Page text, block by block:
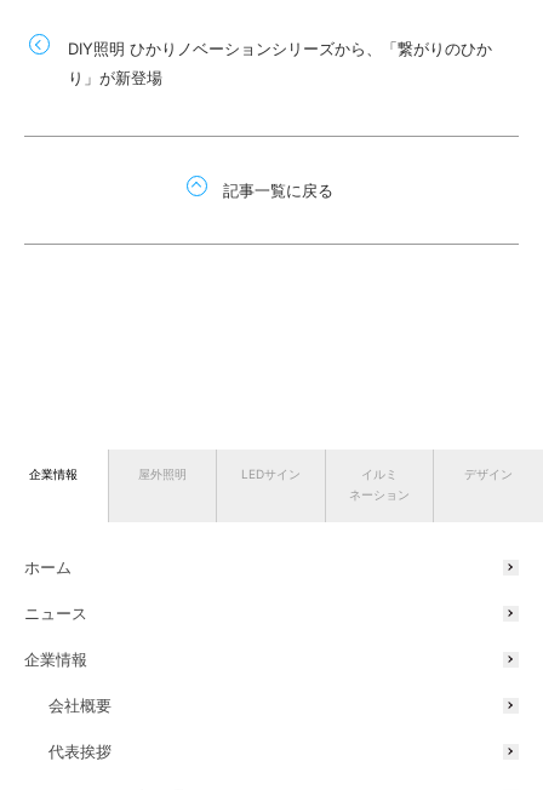
企業情報 屋外照明 LEDサイン
イルミ
ネーション
デザイン
ホーム
ニュース
企業情報
会社概要
代表挨拶
DIY照明 ひかりノベーションシリーズから、「繋がりのひか
り」が新登場
記事一覧に戻る